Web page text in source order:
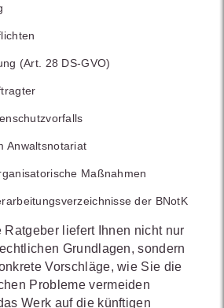
(Art. 28 DS-GVO)
Anwaltsnotariat
Maßnahmen
der BNotK
Ratgeber liefert Ihnen nicht nur
Grundlagen, sondern
Vorschläge, wie Sie die
Probleme vermeiden
Werk auf die künftigen